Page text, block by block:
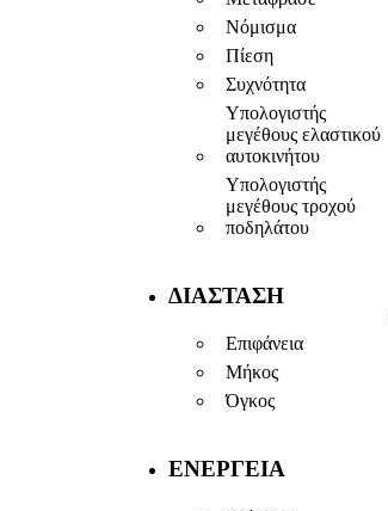
Νόμισμα
Πίεση
Συχνότητα
Υπολογιστής
μεγέθους ελαστικού
αυτοκινήτου
Υπολογιστής
μεγέθους τροχού
ποδηλάτου
ΔΙΆΣΤΑΣΗ
Επιφάνεια
Μήκος
Όγκος
ΕΝΈΡΓΕΙΑ